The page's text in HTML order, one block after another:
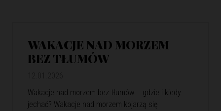
WAKACJE NAD MORZEM
BEZ TŁUMÓW
Wakacje nad morzem bez tłumów – gdzie i kiedy
jechać? Wakacje nad morzem kojarzą się